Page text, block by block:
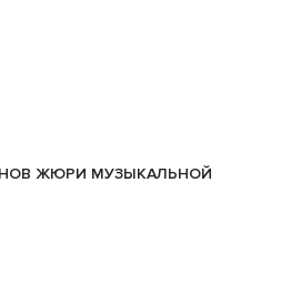
ЖЮРИ МУЗЫКАЛЬНОЙ